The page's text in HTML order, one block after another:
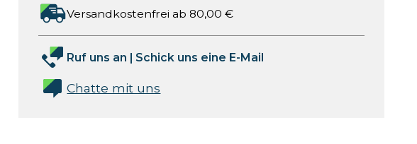
Versandkostenfrei ab 80,00 €
Ruf uns an | Schick uns eine E-Mail
Chatte mit uns